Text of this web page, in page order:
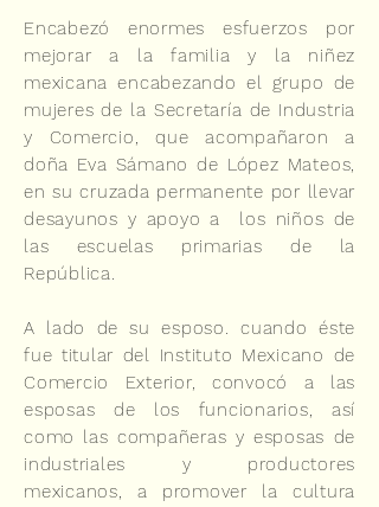
Encabezó enormes esfuerzos por
mejorar a la familia y la niñez
mexicana encabezando el grupo de
mujeres de la Secretaría de Industria
y Comercio, que acompañaron a
doña Eva Sámano de López Mateos,
en su cruzada permanente por llevar
desayunos y apoyo a los niños de
las escuelas primarias de la
República.
A lado de su esposo. cuando éste
fue titular del Instituto Mexicano de
Comercio Exterior, convocó a las
esposas de los funcionarios, así
como las compañeras y esposas de
industriales y productores
mexicanos, a promover la cultura